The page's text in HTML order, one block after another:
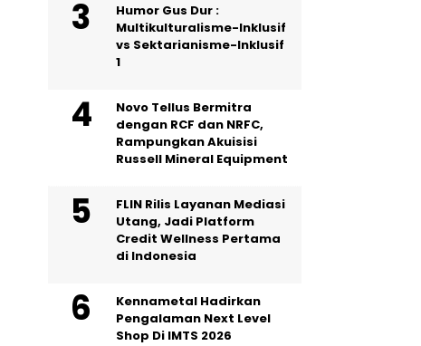
Humor Gus Dur :
Multikulturalisme-Inklusif
vs Sektarianisme-Inklusif
1
Novo Tellus Bermitra
dengan RCF dan NRFC,
Rampungkan Akuisisi
Russell Mineral Equipment
FLIN Rilis Layanan Mediasi
Utang, Jadi Platform
Credit Wellness Pertama
di Indonesia
Kennametal Hadirkan
Pengalaman Next Level
Shop Di IMTS 2026